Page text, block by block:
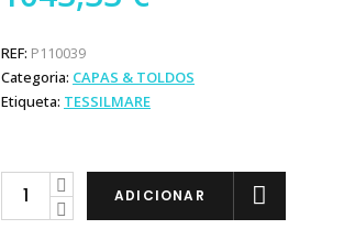
REF: P110039
Categoria: CAPAS & TOLDOS
Etiqueta: TESSILMARE
Tessilmare
ADICIONAR